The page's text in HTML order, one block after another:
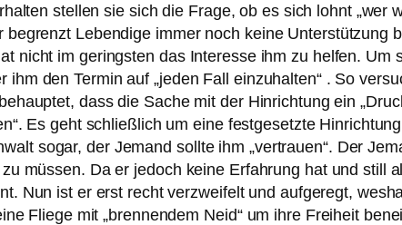
stellen sie sich die Frage, ob es sich lohnt „wer
Lebendige immer noch keine Unterstützung
nicht im geringsten das Interesse ihm zu helfen.
ihm den Termin auf „jeden Fall einzuhalten“ . So
dass die Sache mit der Hinrichtung ein
Es geht schließlich um eine festgesetzte
sogar, der Jemand sollte ihm „vertrauen“. Der
müssen. Da er jedoch keine Erfahrung hat und still
Nun ist er erst recht verzweifelt und aufgeregt,
Fliege mit „brennendem Neid“ um ihre Freiheit